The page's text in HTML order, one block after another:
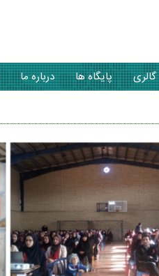
گالری پایگاه ها درباره ما